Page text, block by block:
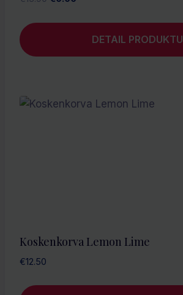
bola:
je:
€0.00.DETAIL PRODUKTU
Koskenkorva Lemon Lime
€12.50